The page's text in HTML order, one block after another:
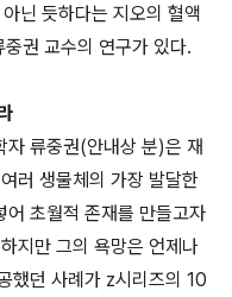
닌 듯하다는 지오의 혈액
권 교수의 연구가 있다.
자 류중권(안내상 분)은 재
러 생물체의 가장 발달한
어 초월적 존재를 만들고자
지만 그의 욕망은 언제나
했던 사례가 z시리즈의 10